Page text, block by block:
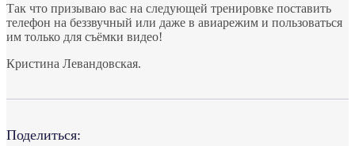
Так что призываю вас на следующей тренировке поставить
телефон на беззвучный или даже в авиарежим и пользоваться
им только для съёмки видео!
Кристина Левандовская.
Поделиться: